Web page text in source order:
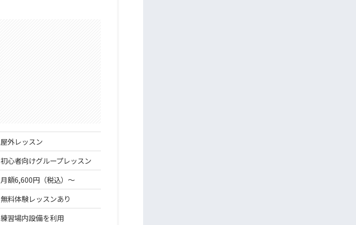
屋外レッスン
初心者向けグループレッスン
月額6,600円（税込）〜
無料体験レッスンあり
練習場内設備を利用